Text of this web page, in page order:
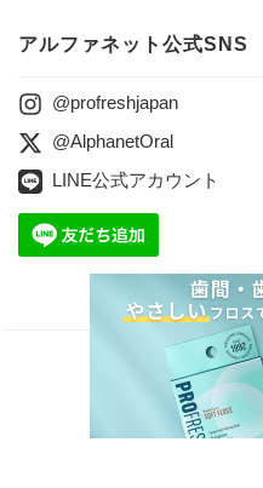
アルファネット公式SNS
@profreshjapan
@AlphanetOral
LINE公式アカウント
会
プライバ
特定商取引に関
お